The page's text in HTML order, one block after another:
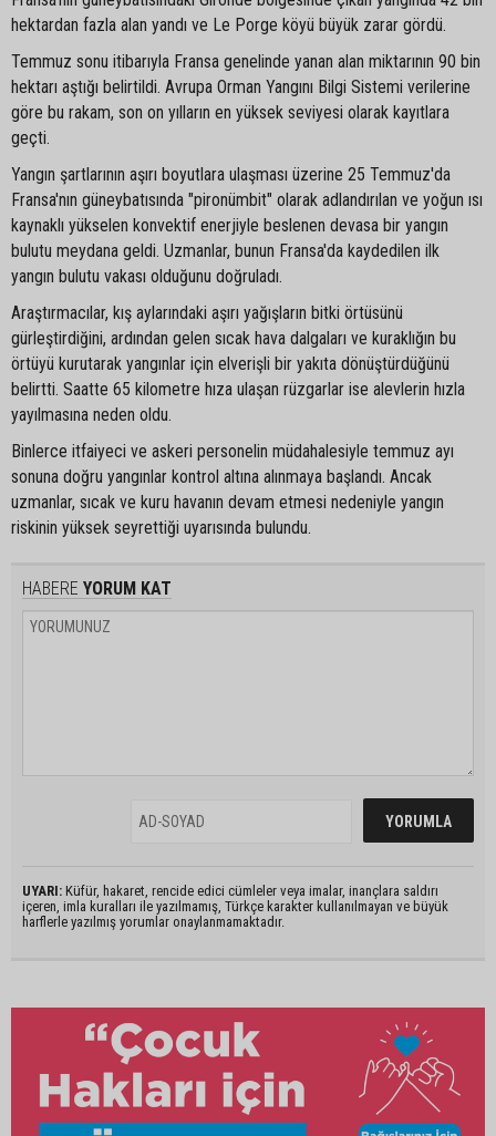
hektardan fazla alan yandı ve Le Porge köyü büyük zarar gördü.
Temmuz sonu itibarıyla Fransa genelinde yanan alan miktarının 90 bin
hektarı aştığı belirtildi. Avrupa Orman Yangını Bilgi Sistemi verilerine
göre bu rakam, son on yılların en yüksek seviyesi olarak kayıtlara
geçti.
Yangın şartlarının aşırı boyutlara ulaşması üzerine 25 Temmuz'da
Fransa'nın güneybatısında "pironümbit" olarak adlandırılan ve yoğun ısı
kaynaklı yükselen konvektif enerjiyle beslenen devasa bir yangın
bulutu meydana geldi. Uzmanlar, bunun Fransa'da kaydedilen ilk
yangın bulutu vakası olduğunu doğruladı.
Araştırmacılar, kış aylarındaki aşırı yağışların bitki örtüsünü
gürleştirdiğini, ardından gelen sıcak hava dalgaları ve kuraklığın bu
örtüyü kurutarak yangınlar için elverişli bir yakıta dönüştürdüğünü
belirtti. Saatte 65 kilometre hıza ulaşan rüzgarlar ise alevlerin hızla
yayılmasına neden oldu.
Binlerce itfaiyeci ve askeri personelin müdahalesiyle temmuz ayı
sonuna doğru yangınlar kontrol altına alınmaya başlandı. Ancak
uzmanlar, sıcak ve kuru havanın devam etmesi nedeniyle yangın
riskinin yüksek seyrettiği uyarısında bulundu.
HABERE YORUM KAT
UYARI: Küfür, hakaret, rencide edici cümleler veya imalar, inançlara saldırı
içeren, imla kuralları ile yazılmamış, Türkçe karakter kullanılmayan ve büyük
harflerle yazılmış yorumlar onaylanmamaktadır.